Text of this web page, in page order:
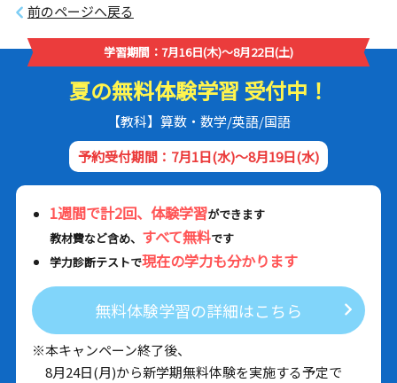
前のページへ戻る
学習期間：7月16日(木)～8月22日(土)
夏の無料体験学習 受付中！
【教科】算数・数学/英語/国語
予約受付期間：7月1日(水)～8月19日(水)
1週間で計2回、体験学習ができます
教材費など含め、 すべて無料です
学力診断テストで現在の学力も分かります
無料体験学習の詳細はこちら
※本キャンペーン終了後、
8月24日(月)から新学期無料体験を実施する予定で